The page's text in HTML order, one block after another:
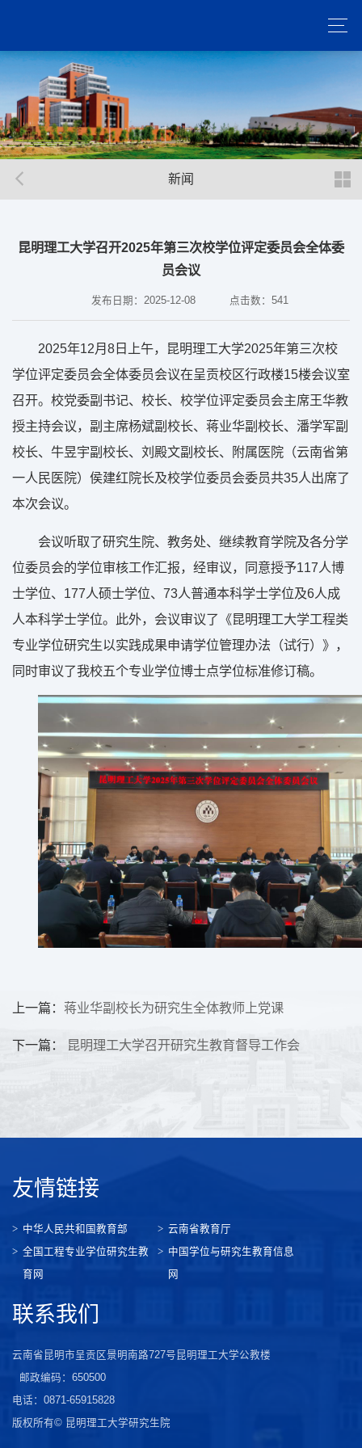
新闻
昆明理工大学召开2025年第三次校学位评定委员会全体委
员会议
发布日期：2025-12-08 点击数： 541
2025年12月8日上午，昆明理工大学2025年第三次校
学位评定委员会全体委员会议在呈贡校区行政楼15楼会议室
召开。校党委副书记、校长、校学位评定委员会主席王华教
授主持会议，副主席杨斌副校长、蒋业华副校长、潘学军副
校长、牛昱宇副校长、刘殿文副校长、附属医院（云南省第
一人民医院）侯建红院长及校学位委员会委员共35人出席了
本次会议。
会议听取了研究生院、教务处、继续教育学院及各分学
位委员会的学位审核工作汇报，经审议，同意授予117人博
士学位、177人硕士学位、73人普通本科学士学位及6人成
人本科学士学位。此外，会议审议了《昆明理工大学工程类
专业学位研究生以实践成果申请学位管理办法（试行）》，
同时审议了我校五个专业学位博士点学位标准修订稿。
上一篇： 蒋业华副校长为研究生全体教师上党课
下一篇： 昆明理工大学召开研究生教育督导工作会
友情链接
中华人民共和国教育部
云南省教育厅
全国工程专业学位研究生教
育网
中国学位与研究生教育信息
网
联系我们
云南省昆明市呈贡区景明南路727号昆明理工大学公教楼
邮政编码：650500
电话：0871-65915828
版权所有© 昆明理工大学研究生院